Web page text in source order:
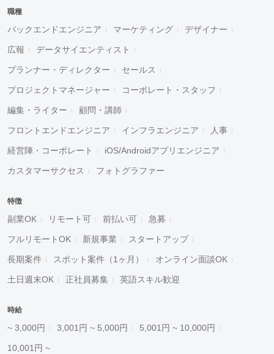
職種
バックエンドエンジニア マーケティング デザイナー
広報 データサイエンティスト
プランナー・ディレクター セールス
プロジェクトマネージャー コーポレート・スタッフ
編集・ライター 顧問・講師
フロントエンドエンジニア インフラエンジニア 人事
経営陣・コーポレート iOS/Androidアプリエンジニア
カスタマーサクセス フォトグラファー
特徴
副業OK リモート可 前払い可 急募
フルリモートOK 新規事業 スタートアップ
長期案件 スポット案件（1ヶ月） オンライン面談OK
土日週末OK 正社員募集 英語スキル歓迎
時給
~ 3,000円 3,001円 ~ 5,000円 5,001円 ~ 10,000円
10,001円 ~